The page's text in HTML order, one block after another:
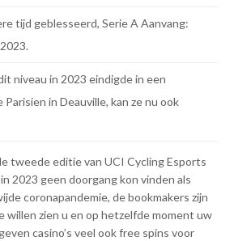
tijd geblesseerd, Serie A Aanvang:
niveau in 2023 eindigde in een
Parisien in Deauville, kan ze nu ook
tweede editie van UCI Cycling Esports
2023 geen doorgang kon vinden als
coronapandemie, de bookmakers zijn
willen zien u en op hetzelfde moment uw
casino’s veel ook free spins voor